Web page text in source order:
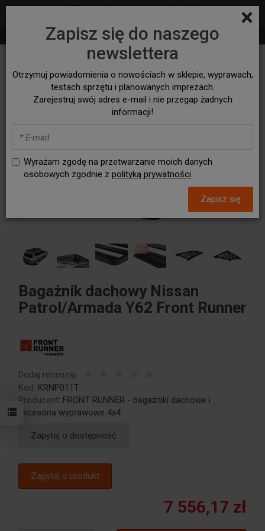
×
Zapisz się do naszego
newslettera
Otrzymuj powiadomienia o nowościach w sklepie, wyprawach,
testach sprzętu i planowanych imprezach.
Zarejestruj swój adres e-mail i nie przegap żadnych
informacji!
Wyrażam zgodę na przetwarzanie moich danych
osobowych zgodnie z polityką prywatności.
Zapisz się
+48 530 932 305 sklep@bezasfaltu4x4.com
Bagażnik dachowy Nissan
Patrol/Armada Y62 Front Runner
Dodaj recenzję:
Kod: KRNP011T
Producent: FRONT RUNNER - bagażniki dachowe i
akcesoria wyprawowe 4x4
Zapytaj o dostępność
Zapytaj o produkt
7 556,17 zł